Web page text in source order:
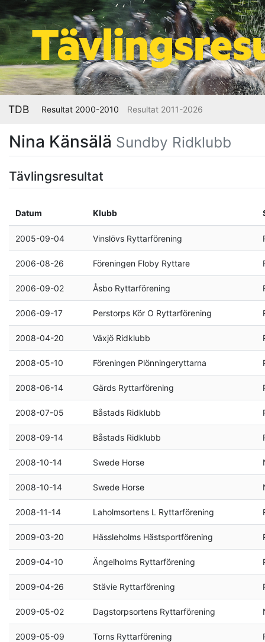
TDB Resultat 2000-2010 Resultat 2011-2026
Nina Känsälä Sundby Ridklubb
Tävlingsresultat
Datum Klubb
2005-09-04 Vinslövs Ryttarförening
2006-08-26 Föreningen Floby Ryttare
2006-09-02 Åsbo Ryttarförening
2006-09-17 Perstorps Kör O Ryttarförening
2008-04-20 Växjö Ridklubb
2008-05-10 Föreningen Plönningeryttarna
2008-06-14 Gärds Ryttarförening
2008-07-05 Båstads Ridklubb
2008-09-14 Båstads Ridklubb
2008-10-14 Swede Horse
2008-10-14 Swede Horse
2008-11-14 Laholmsortens L Ryttarförening
2009-03-20 Hässleholms Hästsportförening
2009-04-10 Ängelholms Ryttarförening
2009-04-26 Stävie Ryttarförening
2009-05-02 Dagstorpsortens Ryttarförening
2009-05-09 Torns Ryttarförening